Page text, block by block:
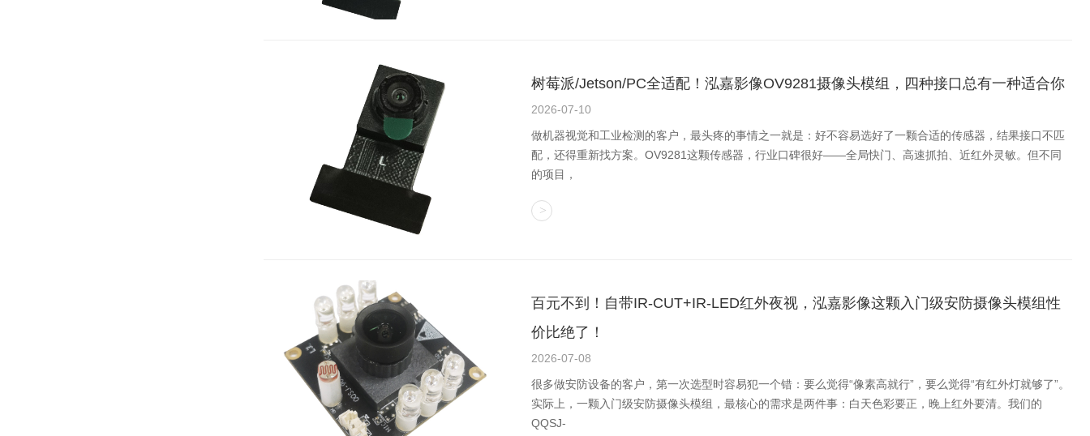
树莓派/Jetson/PC全适配！泓嘉影像OV9281摄像头模组，四种接口总有一种适合你
2026-07-10
做机器视觉和工业检测的客户，最头疼的事情之一就是：好不容易选好了一颗合适的传感器，结果接口不匹
配，还得重新找方案。OV9281这颗传感器，行业口碑很好——全局快门、高速抓拍、近红外灵敏。但不同
的项目，
百元不到！自带IR-CUT+IR-LED红外夜视，泓嘉影像这颗入门级安防摄像头模组性
价比绝了！
2026-07-08
很多做安防设备的客户，第一次选型时容易犯一个错：要么觉得“像素高就行”，要么觉得“有红外灯就够了”。
实际上，一颗入门级安防摄像头模组，最核心的需求是两件事：白天色彩要正，晚上红外要清。我们的
QQSJ-